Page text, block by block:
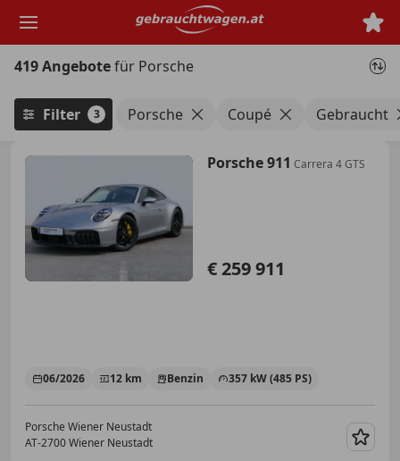
Hauptinhalt
419 Angebotefür Porsche
Filter 3 Porsche Coupé Gebraucht
Porsche 911 Carrera 4 GTS
€ 259 911
06/2026 12 km Benzin 357 kW (485 PS)
Porsche Wiener Neustadt
AT-2700 Wiener Neustadt